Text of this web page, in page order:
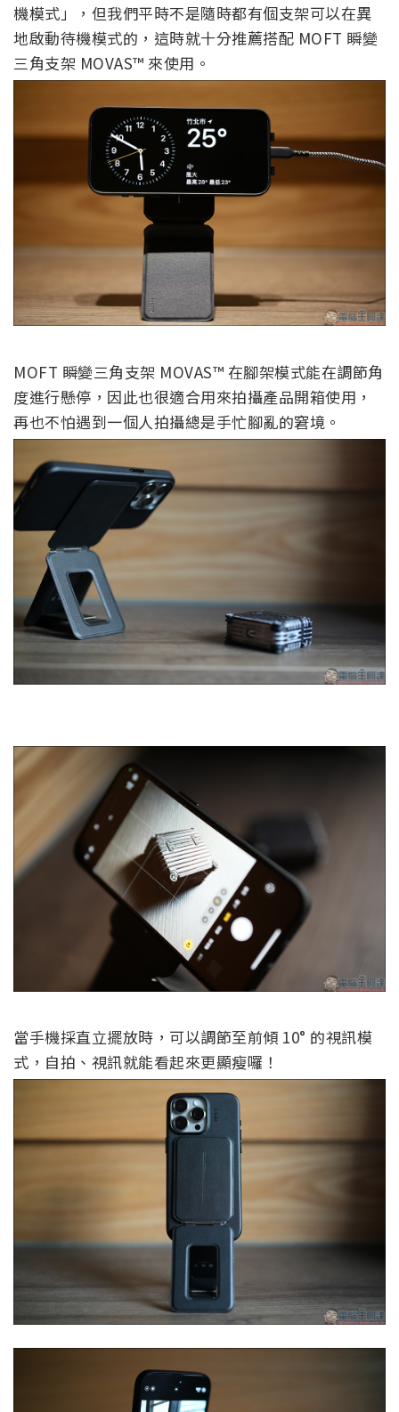
機模式」，但我們平時不是隨時都有個支架可以在異
地啟動待機模式的，這時就十分推薦搭配 MOFT 瞬變
三角支架 MOVAS™ 來使用。
MOFT 瞬變三角支架 MOVAS™ 在腳架模式能在調節角
度進行懸停，因此也很適合用來拍攝產品開箱使用，
再也不怕遇到一個人拍攝總是手忙腳亂的窘境。
當手機採直立擺放時，可以調節至前傾 10° 的視訊模
式，自拍、視訊就能看起來更顯瘦囉！